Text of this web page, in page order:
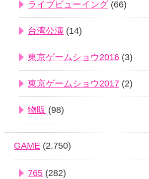
ライブビューイング(66)
台湾公演 (14)
東京ゲームショウ2016 (3)
東京ゲームショウ2017 (2)
物販 (98)
GAME (2,750)
765 (282)